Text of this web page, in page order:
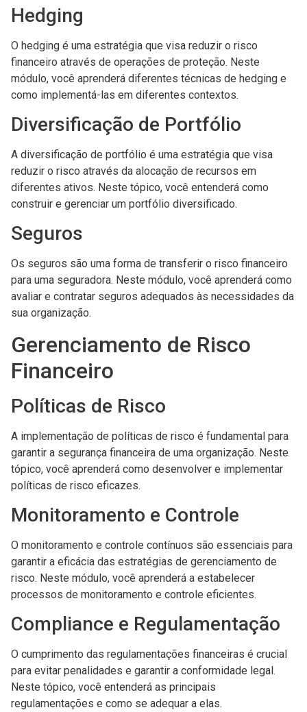
Hedging
O hedging é uma estratégia que visa reduzir o risco
financeiro através de operações de proteção. Neste
módulo, você aprenderá diferentes técnicas de hedging e
como implementá-las em diferentes contextos.
Diversificação de Portfólio
A diversificação de portfólio é uma estratégia que visa
reduzir o risco através da alocação de recursos em
diferentes ativos. Neste tópico, você entenderá como
construir e gerenciar um portfólio diversificado.
Seguros
Os seguros são uma forma de transferir o risco financeiro
para uma seguradora. Neste módulo, você aprenderá como
avaliar e contratar seguros adequados às necessidades da
sua organização.
Gerenciamento de Risco
Financeiro
Políticas de Risco
A implementação de políticas de risco é fundamental para
garantir a segurança financeira de uma organização. Neste
tópico, você aprenderá como desenvolver e implementar
políticas de risco eficazes.
Monitoramento e Controle
O monitoramento e controle contínuos são essenciais para
garantir a eficácia das estratégias de gerenciamento de
risco. Neste módulo, você aprenderá a estabelecer
processos de monitoramento e controle eficientes.
Compliance e Regulamentação
O cumprimento das regulamentações financeiras é crucial
para evitar penalidades e garantir a conformidade legal.
Neste tópico, você entenderá as principais
regulamentações e como se adequar a elas.